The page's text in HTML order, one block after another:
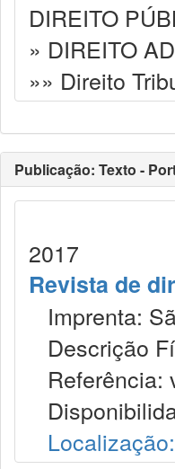
DIREITO
» DIREITO
»» Direito
Publicação: Texto -
2017
Revista de
Imprenta:
Descrição
Referência:
Localização: